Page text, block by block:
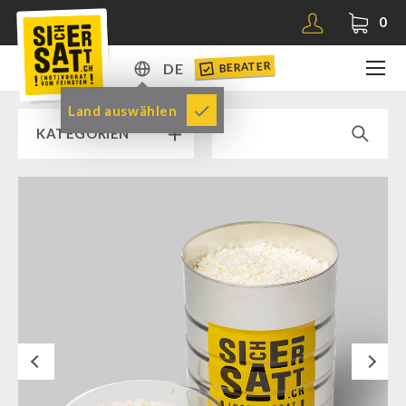
0
DE
DE
EN
Land auswählen
BERATER
KATEGORIEN
SICHERSATT PREMIUM NOTVORRAT
NR-72
Ergänzungs-Pakete
Next